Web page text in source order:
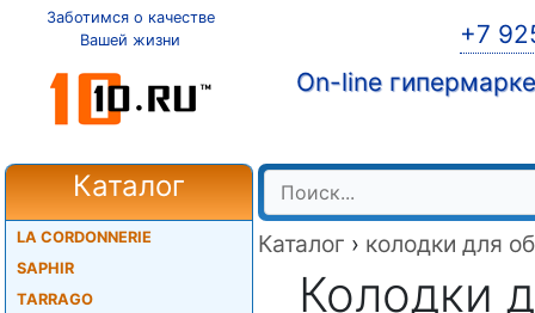
Заботимся о качестве
Вашей жизни
+7
On-line
Каталог
LA CORDONNERIE
SAPHIR
TARRAGO
Каталог › колодки для
Колодки